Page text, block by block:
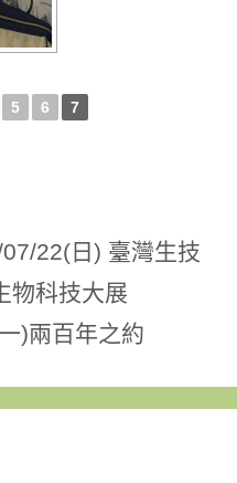
5 6 7
22(日) 臺灣生技
物科技大展
)兩百年之約